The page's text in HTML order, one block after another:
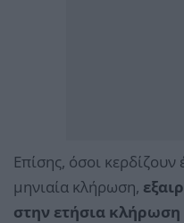
Επίσης, όσοι
μηνιαία κλήρωση,
στην ετήσια κλήρωση